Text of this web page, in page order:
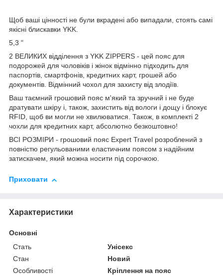
Щоб ваші цінності не були вкрадені або випадали, стоять самі
якісні блискавки YKK.
5,3 "
2 ВЕЛИКИХ відділення з YKK ZIPPERS - цей пояс для
подорожей для чоловіків і жінок відмінно підходить для
паспортів, смартфонів, кредитних карт, грошей або
документів. Відмінний чохол для захисту від злодіїв.
Ваш таємний грошовий пояс м'який та зручний і не буде
дратувати шкіру і, також, захистить від вологи і дощу і блокує
RFID, щоб ви могли не хвилюватися. Також, в комплекті 2
чохли для кредитних карт, абсолютно безкоштовно!
ВСІ РОЗМІРИ - грошовий пояс Expert Travel розроблений з
повністю регульованими еластичним поясом з надійним
затискачем, який можна носити під сорочкою.
Приховати
Характеристики
Основні
Стать
Унісекс
Стан
Новий
Особливості
Кріплення на пояс